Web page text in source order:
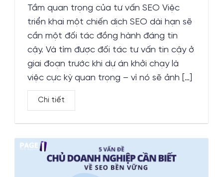
Tầm quan trọng của tư vấn SEO Việc
triển khai một chiến dịch SEO dài hạn sẽ
cần một đối tác đồng hành đáng tin
cậy. Và tìm được đối tác tư vấn tin cậy ở
giai đoạn trước khi dự án khởi chạy là
việc cực kỳ quan trọng – vì nó sẽ ảnh […]
Chi tiết